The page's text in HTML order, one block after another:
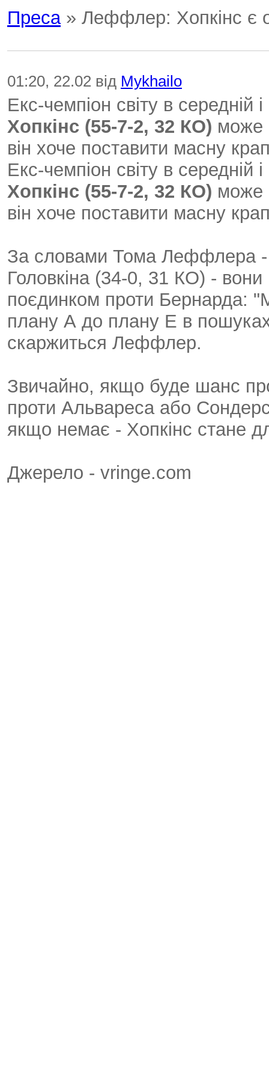
Преса» Леффлер: Хопкінс є
01:20, 22.02 від Mykhailo
Екс-чемпіон світу в середній
Хопкінс (55-7-2, 32 КО) може
він хоче поставити масну
Екс-чемпіон світу в середній
Хопкінс (55-7-2, 32 КО) може
він хоче поставити масну
За словами Тома Леффлера -
Головкіна (34-0, 31 КО) - вони
поєдинком проти Бернарда:
плану А до плану Е в
скаржиться Леффлер.
Звичайно, якщо буде шанс
проти Альвареса або
якщо немає - Хопкінс стане
Джерело - vringe.com